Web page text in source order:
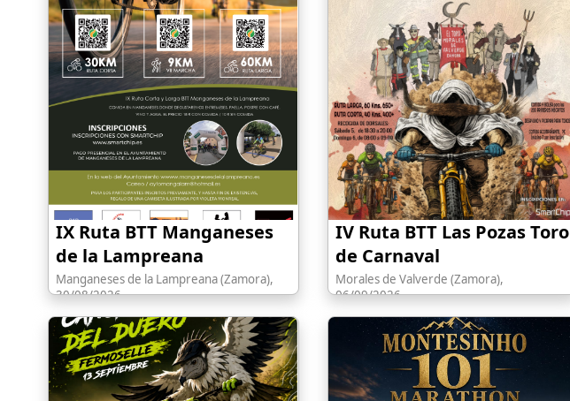
IX Ruta BTT Manganeses
de la Lampreana
Manganeses de la Lampreana (Zamora),
30/08/2026
IV Ruta BTT Las Pozas Toro
de Carnaval
Morales de Valverde (Zamora),
06/09/2026